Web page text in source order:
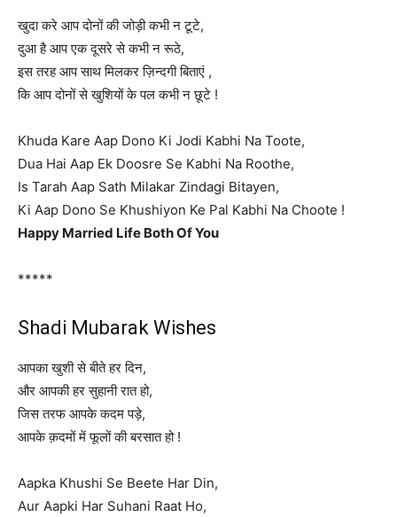
खुदा करे आप दोनों की जोड़ी कभी न टूटे,
दुआ है आप एक दूसरे से कभी न रूठे,
इस तरह आप साथ मिलकर ज़िन्दगी बिताएं ,
कि आप दोनों से खुशियों के पल कभी न छूटे !
Khuda Kare Aap Dono Ki Jodi Kabhi Na Toote,
Dua Hai Aap Ek Doosre Se Kabhi Na Roothe,
Is Tarah Aap Sath Milakar Zindagi Bitayen,
Ki Aap Dono Se Khushiyon Ke Pal Kabhi Na Choote !
Happy Married Life Both Of You
*****
Shadi Mubarak Wishes
आपका खुशी से बीते हर दिन,
और आपकी हर सुहानी रात हो,
जिस तरफ आपके कदम पड़े,
आपके क़दमों में फूलों की बरसात हो !
Aapka Khushi Se Beete Har Din,
Aur Aapki Har Suhani Raat Ho,